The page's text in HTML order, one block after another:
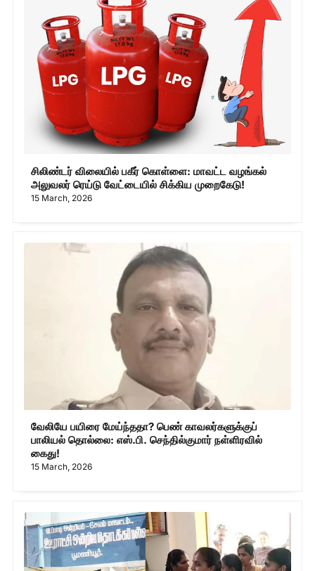
சிலிண்டர் விலையில் பகீர் கொள்ளை: மாவட்ட வழங்கல்
அலுவலர் ரெய்டு வேட்டையில் சிக்கிய முறைகேடு!
15 March, 2026
வேலியே பயிரை மேய்ந்ததா? பெண் காவலர்களுக்குப்
பாலியல் தொல்லை: எஸ்.பி. செந்தில்குமார் நள்ளிரவில்
கைது!
15 March, 2026